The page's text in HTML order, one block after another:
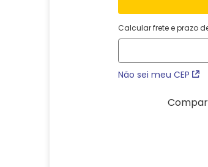
Calcular frete e prazo
Não sei meu CEP